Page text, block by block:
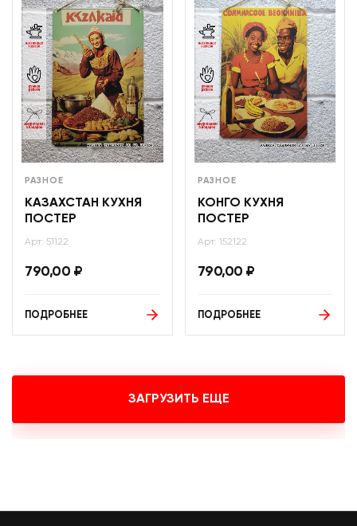
РАЗНОЕ
КАЗАХСТАН КУХНЯ
ПОСТЕР
Арт: 51122
790,00 ₽
ПОДРОБНЕЕ
РАЗНОЕ
КОНГО КУХНЯ
ПОСТЕР
Арт: 152122
790,00 ₽
ПОДРОБНЕЕ
ЗАГРУЗИТЬ ЕЩЕ